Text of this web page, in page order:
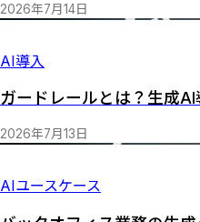
2026年7月14日
AI導入
ガードレールとは？生成
2026年7月 13 日
AIユースケース